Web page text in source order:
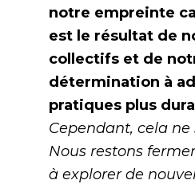
notre empreinte
est le résultat de
collectifs et de
détermination à
pratiques plus
Cependant, cela ne
Nous restons
à explorer de